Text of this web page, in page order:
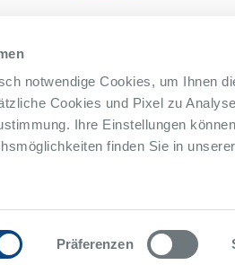
notwendige Cookies, um Ihnen
Cookies und Pixel zu
Ihre Einstellungen
finden Sie in
Präferenzen
Hinweisgebersystem